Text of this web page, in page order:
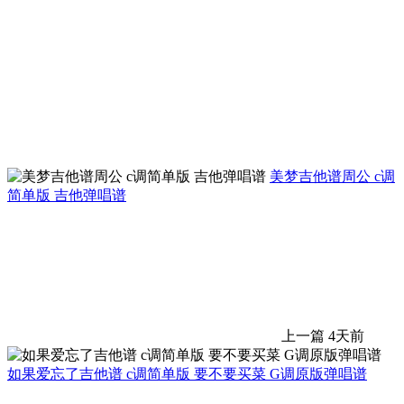
美梦吉他谱周公 c调
简单版 吉他弹唱谱
上一篇 4天前
如果爱忘了吉他谱 c调简单版 要不要买菜 G调原版弹唱谱